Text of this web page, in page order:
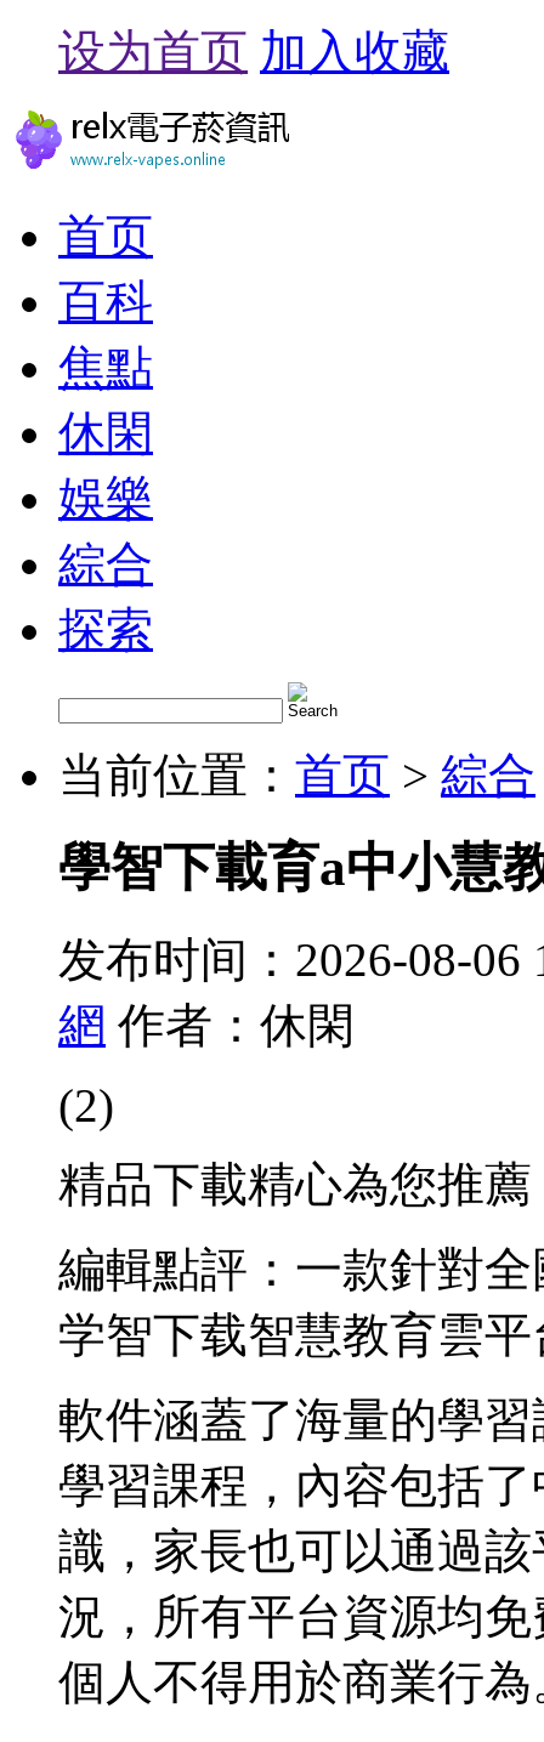
设为首页 加入收藏
首页
百科
焦點
休閑
娛樂
綜合
探索
当前位置： 首页 > 綜合
學智下載育a中小慧
发布时间：2026-08-06
網 作者：休閑
(2)
精品下載精心為您推薦
編輯點評：一款針對
学智下载智慧教育雲
軟件涵蓋了海量的學
學習課程，內容包括
識，家長也可以通過
況，所有平台資源均
個人不得用於商業行